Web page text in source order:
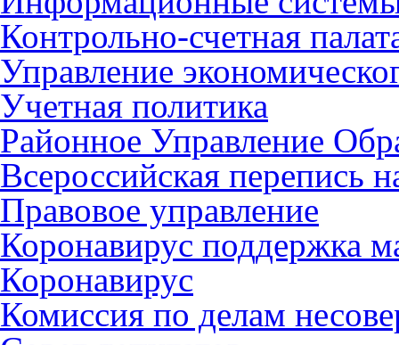
Контрольно-счетная
Управление
Учетная политика
Районное Управление
Всероссийская перепись
Правовое управление
Коронавирус поддержка
Коронавирус
Комиссия по делам